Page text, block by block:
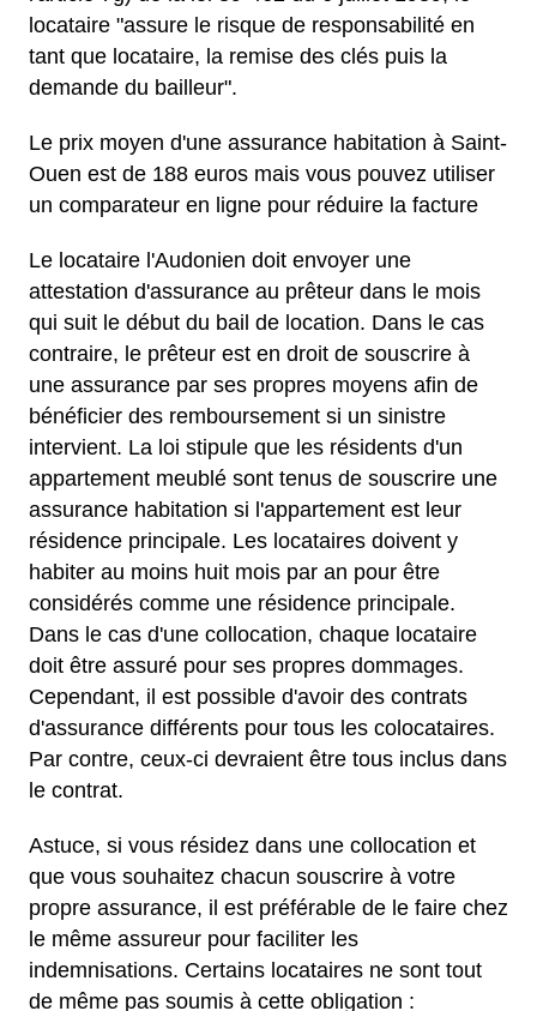
locataire "assure le risque de responsabilité en
tant que locataire, la remise des clés puis la
demande du bailleur".
Le prix moyen d'une assurance habitation à Saint-
Ouen est de 188 euros mais vous pouvez utiliser
un comparateur en ligne pour réduire la facture
Le locataire l'Audonien doit envoyer une
attestation d'assurance au prêteur dans le mois
qui suit le début du bail de location. Dans le cas
contraire, le prêteur est en droit de souscrire à
une assurance par ses propres moyens afin de
bénéficier des remboursement si un sinistre
intervient. La loi stipule que les résidents d'un
appartement meublé sont tenus de souscrire une
assurance habitation si l'appartement est leur
résidence principale. Les locataires doivent y
habiter au moins huit mois par an pour être
considérés comme une résidence principale.
Dans le cas d'une collocation, chaque locataire
doit être assuré pour ses propres dommages.
Cependant, il est possible d'avoir des contrats
d'assurance différents pour tous les colocataires.
Par contre, ceux-ci devraient être tous inclus dans
le contrat.
Astuce, si vous résidez dans une collocation et
que vous souhaitez chacun souscrire à votre
propre assurance, il est préférable de le faire chez
le même assureur pour faciliter les
indemnisations. Certains locataires ne sont tout
de même pas soumis à cette obligation :